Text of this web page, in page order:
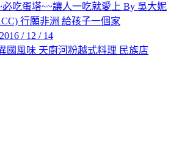
吃蛋塔~~讓人一吃就愛上 By 吳大妮
行願非洲 給孩子一個家
/ 12 / 14
國風味 天廚河粉越式料理 民族店